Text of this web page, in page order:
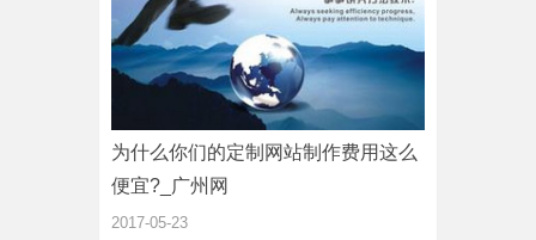
为什么你们的定制网站制作费用这么
便宜?_广州网
2017-05-23